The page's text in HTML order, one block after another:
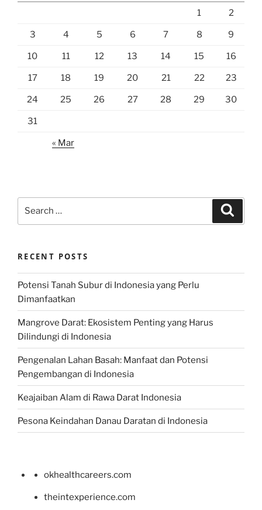
1 2
3 4 5 6 7 8 9
10 11 12 13 14 15 16
17 18 19 20 21 22 23
24 25 26 27 28 29 30
31
« Mar
RECENT POSTS
Potensi Tanah Subur di Indonesia yang Perlu
Dimanfaatkan
Mangrove Darat: Ekosistem Penting yang Harus
Dilindungi di Indonesia
Pengenalan Lahan Basah: Manfaat dan Potensi
Pengembangan di Indonesia
Keajaiban Alam di Rawa Darat Indonesia
Pesona Keindahan Danau Daratan di Indonesia
okhealthcareers.com
theintexperience.com